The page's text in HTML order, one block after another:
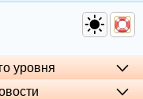
уровня